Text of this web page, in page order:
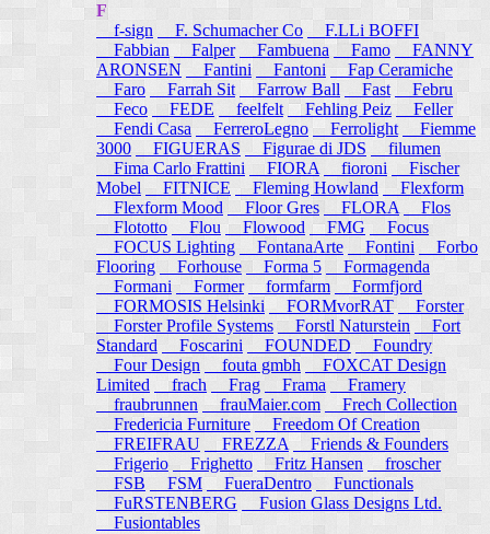
F
f-sign
F. Schumacher Co
F.LLi BOFFI
Fabbian
Falper Fambuena Famo
FANNY
ARONSEN
Fantini Fantoni
Fap Ceramiche
Faro
Farrah Sit Farrow Ball Fast
Febru
Feco
FEDE feelfelt Fehling Peiz
Feller
Fendi Casa
FerreroLegno Ferrolight
Fiemme
3000
FIGUERAS Figurae di JDS
filumen
Fima Carlo Frattini
FIORA fioroni
Fischer
Mobel
FITNICE Fleming Howland
Flexform
Flexform Mood
Floor Gres FLORA
Flos
Flototto
Flou Flowood FMG
Focus
FOCUS Lighting
FontanaArte Fontini
Forbo
Flooring
Forhouse Forma 5
Formagenda
Formani
Former formfarm
Formfjord
FORMOSIS Helsinki
FORMvorRAT
Forster
Forster Profile Systems
Forstl Naturstein
Fort
Standard
Foscarini FOUNDED
Foundry
Four Design
fouta gmbh
FOXCAT Design
Limited
frach Frag Frama
Framery
fraubrunnen
frauMaier.com
Frech Collection
Fredericia Furniture
Freedom Of Creation
FREIFRAU
FREZZA
Friends & Founders
Frigerio
Frighetto Fritz Hansen
froscher
FSB
FSM FueraDentro
Functionals
FuRSTENBERG
Fusion Glass Designs Ltd.
Fusiontables